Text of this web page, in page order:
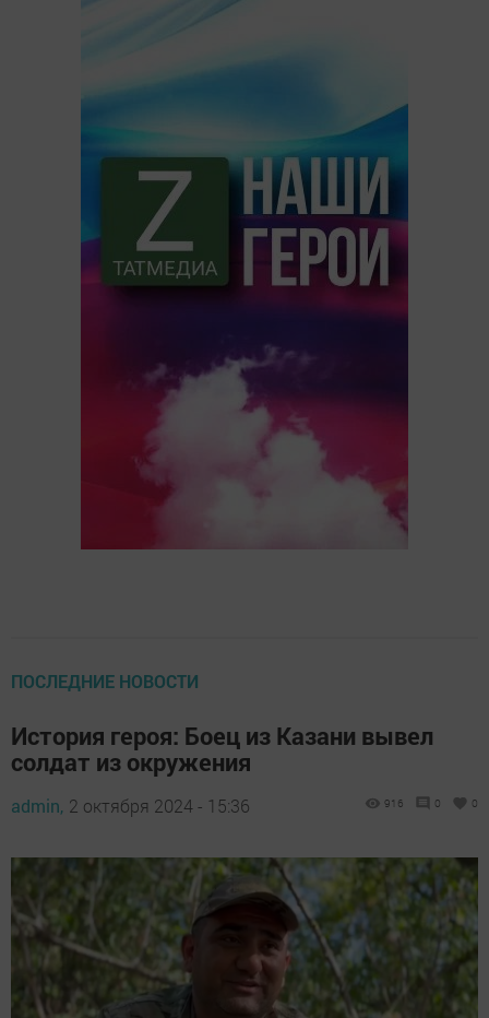
ПОСЛЕДНИЕ НОВОСТИ
История героя: Боец из Казани вывел
солдат из окружения
admin, 2 октября 2024 - 15:36 916 0 0